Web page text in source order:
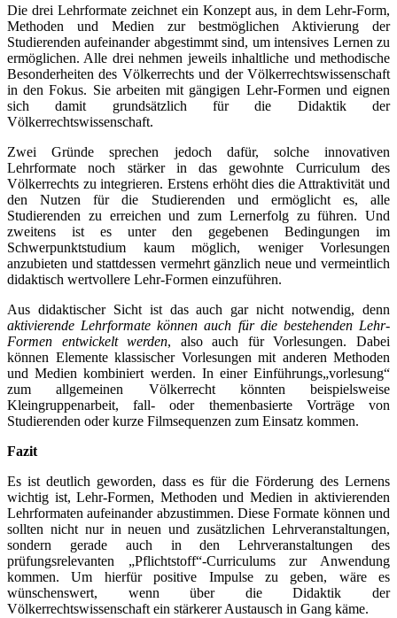
Die drei Lehrformate zeichnet ein Konzept aus, in dem Lehr-Form,
Methoden und Medien zur bestmöglichen Aktivierung der
Studierenden aufeinander abgestimmt sind, um intensives Lernen zu
ermöglichen. Alle drei nehmen jeweils inhaltliche und methodische
Besonderheiten des Völkerrechts und der Völkerrechtswissenschaft
in den Fokus. Sie arbeiten mit gängigen Lehr-Formen und eignen
sich damit grundsätzlich für die Didaktik der
Völkerrechtswissenschaft.
Zwei Gründe sprechen jedoch dafür, solche innovativen
Lehrformate noch stärker in das gewohnte Curriculum des
Völkerrechts zu integrieren. Erstens erhöht dies die Attraktivität und
den Nutzen für die Studierenden und ermöglicht es, alle
Studierenden zu erreichen und zum Lernerfolg zu führen. Und
zweitens ist es unter den gegebenen Bedingungen im
Schwerpunktstudium kaum möglich, weniger Vorlesungen
anzubieten und stattdessen vermehrt gänzlich neue und vermeintlich
didaktisch wertvollere Lehr-Formen einzuführen.
Aus didaktischer Sicht ist das auch gar nicht notwendig, denn
aktivierende Lehrformate können auch für die bestehenden Lehr-
Formen entwickelt werden, also auch für Vorlesungen. Dabei
können Elemente klassischer Vorlesungen mit anderen Methoden
und Medien kombiniert werden. In einer Einführungs„vorlesung“
zum allgemeinen Völkerrecht könnten beispielsweise
Kleingruppenarbeit, fall- oder themenbasierte Vorträge von
Studierenden oder kurze Filmsequenzen zum Einsatz kommen.
Fazit
Es ist deutlich geworden, dass es für die Förderung des Lernens
wichtig ist, Lehr-Formen, Methoden und Medien in aktivierenden
Lehrformaten aufeinander abzustimmen. Diese Formate können und
sollten nicht nur in neuen und zusätzlichen Lehrveranstaltungen,
sondern gerade auch in den Lehrveranstaltungen des
prüfungsrelevanten „Pflichtstoff“-Curriculums zur Anwendung
kommen. Um hierfür positive Impulse zu geben, wäre es
wünschenswert, wenn über die Didaktik der
Völkerrechtswissenschaft ein stärkerer Austausch in Gang käme.